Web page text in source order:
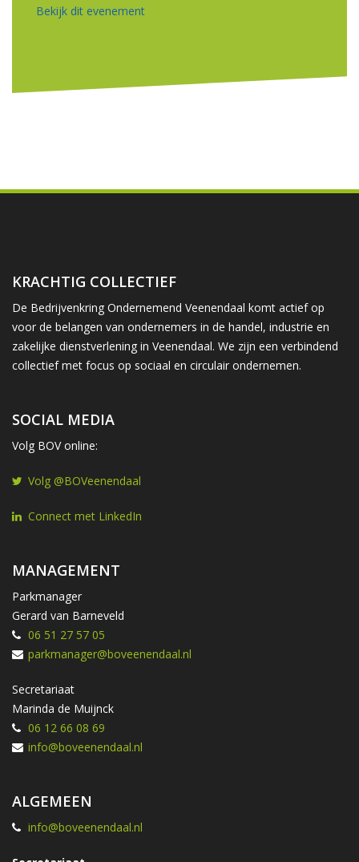
Bekijk dit evenement
KRACHTIG COLLECTIEF
De Bedrijvenkring Ondernemend Veenendaal komt actief op
voor de belangen van ondernemers in de handel, industrie en
zakelijke dienstverlening in Veenendaal. We zijn een verbindend
collectief met focus op sociaal en circulair ondernemen.
SOCIAL MEDIA
Volg BOV online:
Volg @BOVeenendaal
Connect met LinkedIn
MANAGEMENT
Parkmanager
Gerard van Barneveld
06 51 27 57 05
parkmanager@boveenendaal.nl
Secretariaat
Marinda de Muijnck
06 12 66 08 69
info@boveenendaal.nl
ALGEMEEN
info@boveenendaal.nl